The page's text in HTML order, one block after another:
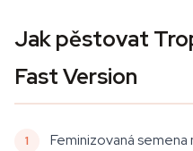
Jak pěstovat
Fast Version
Feminizovaná